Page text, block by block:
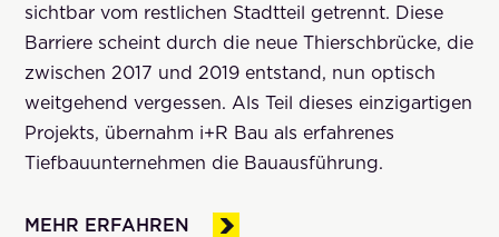
sichtbar vom restlichen Stadtteil getrennt. Diese
Barriere scheint durch die neue Thierschbrücke, die
zwischen 2017 und 2019 entstand, nun optisch
weitgehend vergessen. Als Teil dieses einzigartigen
Projekts, übernahm i+R Bau als erfahrenes
Tiefbauunternehmen die Bauausführung.
MEHR ERFAHREN